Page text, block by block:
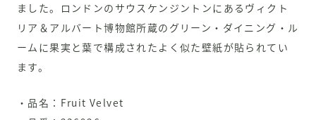
ました。ロンドンのサウスケンジントンにあるヴィクト
リア＆アルバート博物館所蔵のグリーン・ダイニング・ル
ームに果実と葉で構成されたよく似た壁紙が貼られてい
ます。
・品名：Fruit Velvet